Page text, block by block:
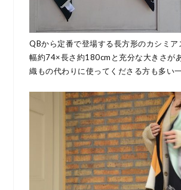
QBから定番で登場する長方形のカシミア
幅約74×長さ約180cmと充分な大きさが
織もの代わりに使ってくださる方も多い一